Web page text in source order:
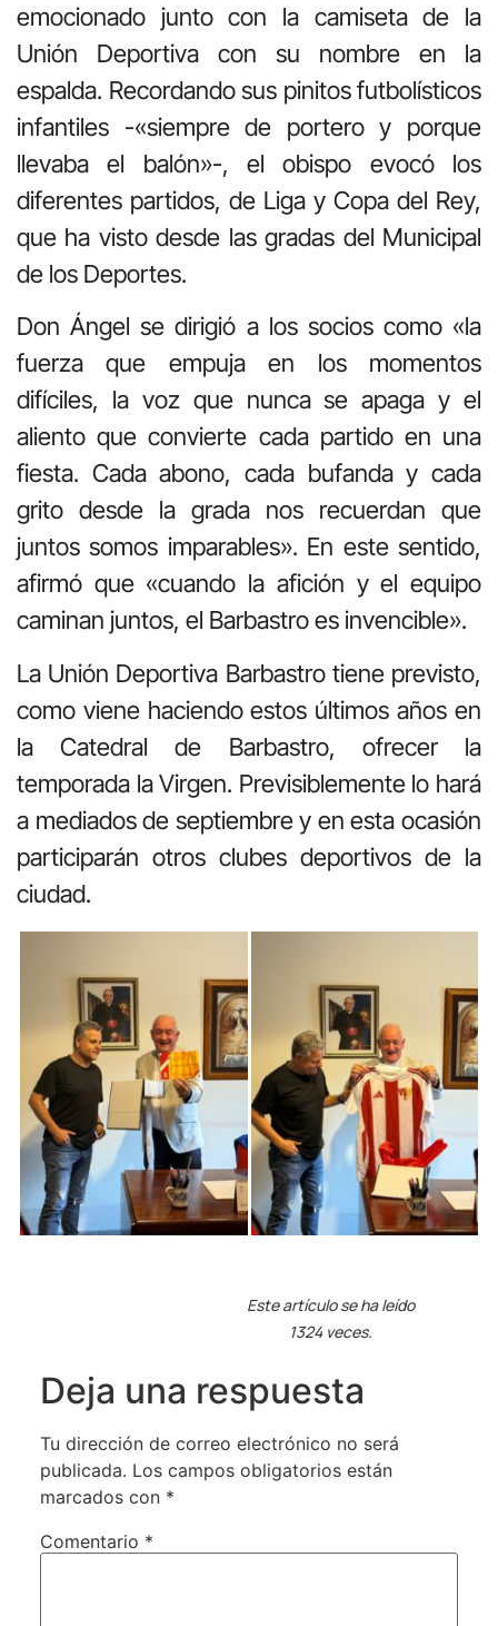
emocionado junto con la camiseta de la
Unión Deportiva con su nombre en la
espalda. Recordando sus pinitos futbolísticos
infantiles -«siempre de portero y porque
llevaba el balón»-, el obispo evocó los
diferentes partidos, de Liga y Copa del Rey,
que ha visto desde las gradas del Municipal
de los Deportes.
Don Ángel se dirigió a los socios como «la
fuerza que empuja en los momentos
difíciles, la voz que nunca se apaga y el
aliento que convierte cada partido en una
fiesta. Cada abono, cada bufanda y cada
grito desde la grada nos recuerdan que
juntos somos imparables». En este sentido,
afirmó que «cuando la afición y el equipo
caminan juntos, el Barbastro es invencible».
La Unión Deportiva Barbastro tiene previsto,
como viene haciendo estos últimos años en
la Catedral de Barbastro, ofrecer la
temporada la Virgen. Previsiblemente lo hará
a mediados de septiembre y en esta ocasión
participarán otros clubes deportivos de la
ciudad.
Este artículo se ha leído
1324 veces.
Deja una respuesta
Tu dirección de correo electrónico no será
publicada. Los campos obligatorios están
marcados con *
Comentario *